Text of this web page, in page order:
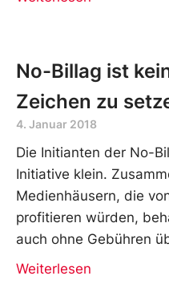
No-Billag ist
Zeichen zu
4. Januar 2018
Die Initianten der No-
Initiative klein.
Medienhäusern, die
profitieren würden,
auch ohne Gebühren
Weiterlesen